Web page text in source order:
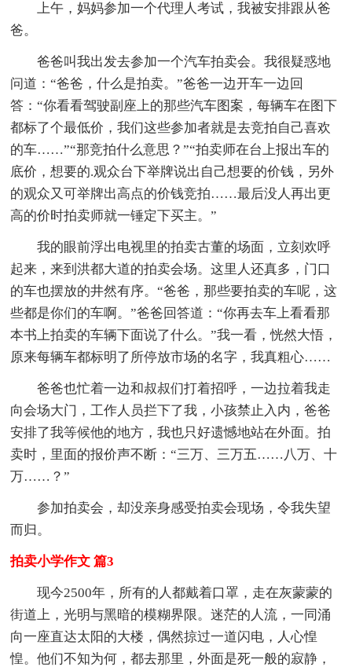
上午，妈妈参加一个代理人考试，我被安排跟从爸
爸。
爸爸叫我出发去参加一个汽车拍卖会。我很疑惑地
问道：“爸爸，什么是拍卖。”爸爸一边开车一边回
答：“你看看驾驶副座上的那些汽车图案，每辆车在图下
都标了个最低价，我们这些参加者就是去竞拍自己喜欢
的车……”“那竞拍什么意思？”“拍卖师在台上报出车的
底价，想要的.观众台下举牌说出自己想要的价钱，另外
的观众又可举牌出高点的价钱竞拍……最后没人再出更
高的价时拍卖师就一锤定下买主。”
我的眼前浮出电视里的拍卖古董的场面，立刻欢呼
起来，来到洪都大道的拍卖会场。这里人还真多，门口
的车也摆放的井然有序。“爸爸，那些要拍卖的车呢，这
些都是你们的车啊。”爸爸回答道：“你再去车上看看那
本书上拍卖的车辆下面说了什么。”我一看，恍然大悟，
原来每辆车都标明了所停放市场的名字，我真粗心……
爸爸也忙着一边和叔叔们打着招呼，一边拉着我走
向会场大门，工作人员拦下了我，小孩禁止入内，爸爸
安排了我等候他的地方，我也只好遗憾地站在外面。拍
卖时，里面的报价声不断：“三万、三万五……八万、十
万……？”
参加拍卖会，却没亲身感受拍卖会现场，令我失望
而归。
拍卖小学作文 篇3
现今2500年，所有的人都戴着口罩，走在灰蒙蒙的
街道上，光明与黑暗的模糊界限。迷茫的人流，一同涌
向一座直达太阳的大楼，偶然掠过一道闪电，人心惶
惶。他们不知为何，都去那里，外面是死一般的寂静，